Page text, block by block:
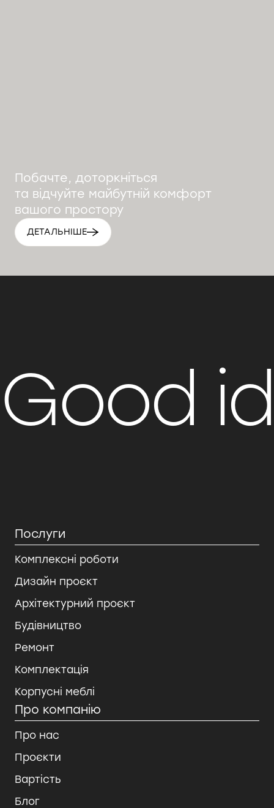
Побачте, доторкніться
та відчуйте майбутній комфорт
вашого простору
ДЕТАЛЬНІШЕ
Good
Послуги
Комплексні роботи
Дизайн проєкт
Архітектурний проєкт
Будівництво
Ремонт
Комплектація
Корпусні меблі
Про компанію
Про нас
Проєкти
Вартість
Блог